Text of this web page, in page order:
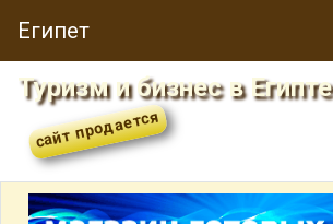
Египет
Туризм и бизнес в Египте